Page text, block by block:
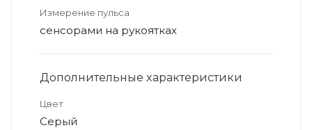
Измерение пульса
сенсорами на рукоятках
Дополнительные xарактеристики
Цвет
Серый